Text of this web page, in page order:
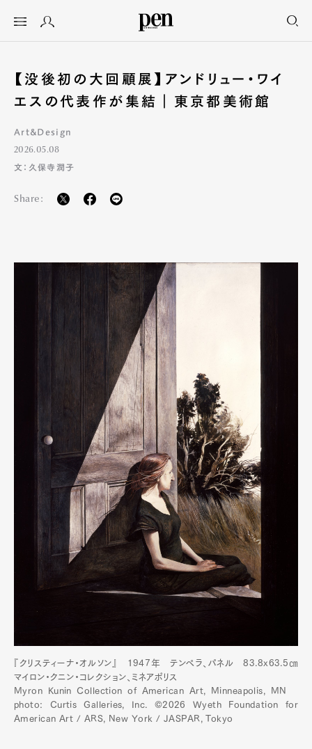
【没後初の大回顧展】アンドリュー・ワイ
エスの代表作が集結｜東京都美術館
Art&Design
2026.05.08
文：久保寺潤子
Share:
『クリスティーナ・オルソン』 1947年 テンペラ、パネル 83.8x63.5㎝
マイロン・クニン・コレクション、ミネアポリス
Myron Kunin Collection of American Art, Minneapolis, MN
photo: Curtis Galleries, Inc. ©2026 Wyeth Foundation for
American Art / ARS, New York / JASPAR, Tokyo